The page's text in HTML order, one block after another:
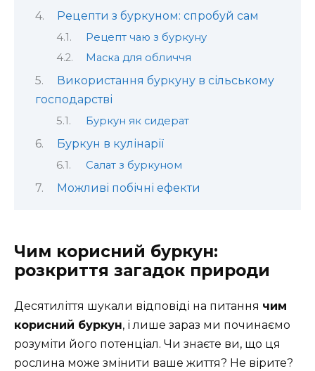
Рецепти з буркуном: спробуй сам
Рецепт чаю з буркуну
Маска для обличчя
Використання буркуну в сільському
господарстві
Буркун як сидерат
Буркун в кулінарії
Салат з буркуном
Можливі побічні ефекти
Чим корисний буркун:
розкриття загадок природи
Десятиліття шукали відповіді на питання чим
корисний буркун, і лише зараз ми починаємо
розуміти його потенціал. Чи знаєте ви, що ця
рослина може змінити ваше життя? Не вірите?